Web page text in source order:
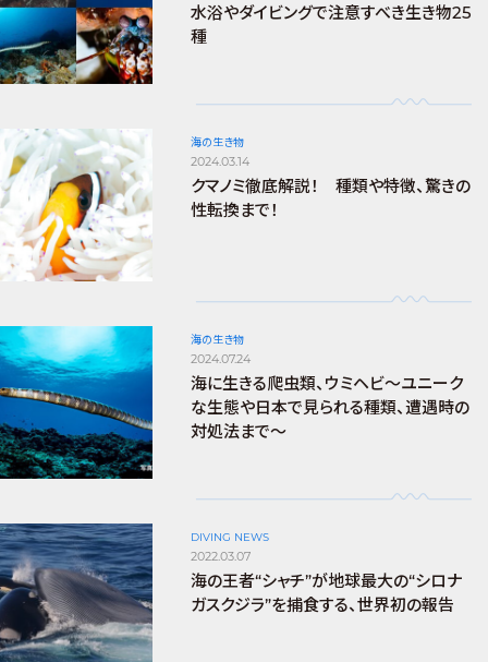
水浴やダイビングで注意すべき生き物25
種
海の生き物
2024.03.14
クマノミ徹底解説！ 種類や特徴、驚きの
性転換まで！
海の生き物
2024.07.24
海に生きる爬虫類、ウミヘビ～ユニーク
な生態や日本で見られる種類、遭遇時の
対処法まで～
DIVING NEWS
2022.03.07
海の王者“シャチ”が地球最大の“シロナ
ガスクジラ”を捕食する、世界初の報告